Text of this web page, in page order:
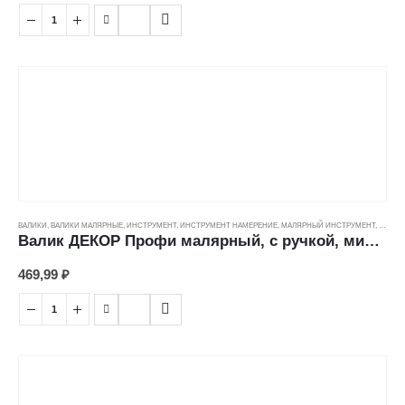
ВАЛИКИ ВАЛИКИ МАЛЯРНЫЕ ИНСТРУМЕНТ, ИНСТРУМЕНТ НАМЕРЕНИЕ МАЛЯРНЫЙ ИНСТРУМЕНТ,
Валик ДЕКОР Профи малярный, с ручкой, микрофибра премиум (12/50/8мм) (180мм)
469,99 ₽